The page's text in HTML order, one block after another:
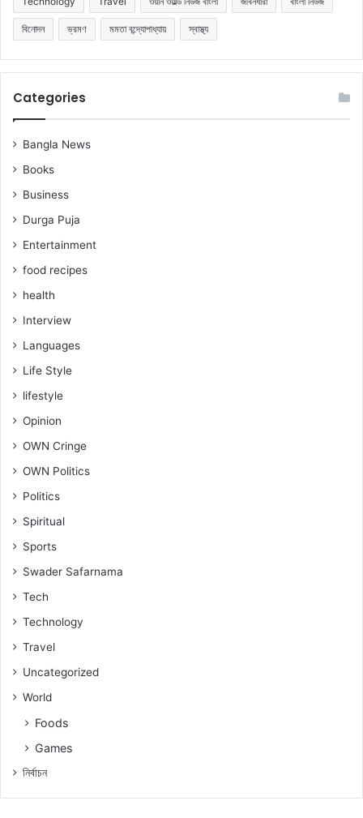
বিনোদন ভ্রমণ মমতা বন্দ্যোপাধ্যায় স্বাস্থ্য
Categories
Bangla News
Books
Business
Durga Puja
Entertainment
food recipes
health
Interview
Languages
Life Style
lifestyle
Opinion
OWN Cringe
OWN Politics
Politics
Spiritual
Sports
Swader Safarnama
Tech
Technology
Travel
Uncategorized
World
Foods
Games
নিৰ্বাচন